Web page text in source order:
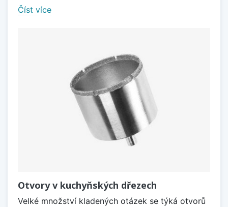
Číst více
Otvory v kuchyňských dřezech
Velké množství kladených otázek se týká otvorů